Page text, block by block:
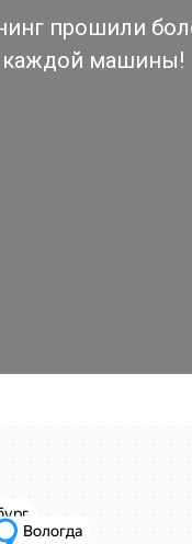
прошили
каждой машины!